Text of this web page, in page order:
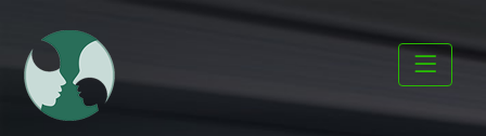
content